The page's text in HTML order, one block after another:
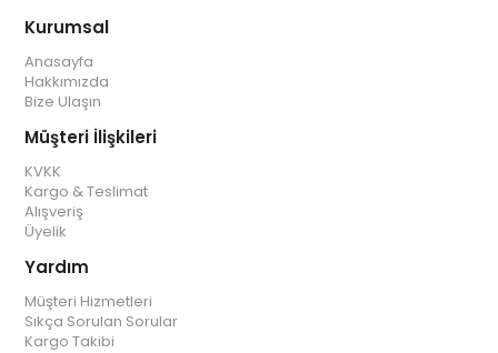
Kurumsal
Anasayfa
Hakkımızda
Bize Ulaşın
Müşteri İlişkileri
KVKK
Kargo & Teslimat
Alışveriş
Üyelik
Yardım
Müşteri Hizmetleri
Sıkça Sorulan Sorular
Kargo Takibi